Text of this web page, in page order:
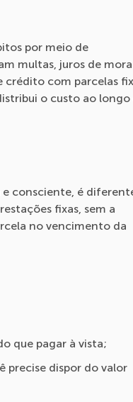
por meio de
multas, juros de
crédito com parcelas
o custo ao longo
consciente, é
fixas, sem a
no vencimento da
que pagar à vista;
precise dispor do valor